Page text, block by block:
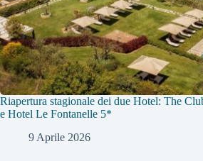
Riapertura stagionale dei due Hotel: The
e Hotel Le Fontanelle 5*
9 Aprile 2026